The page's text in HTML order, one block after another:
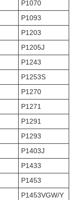
P1070
P1093
P1203
P1205J
P1243
P1253S
P1270
P1271
P1291
P1293
P1403J
P1433
P1453
P1453VGW/Y